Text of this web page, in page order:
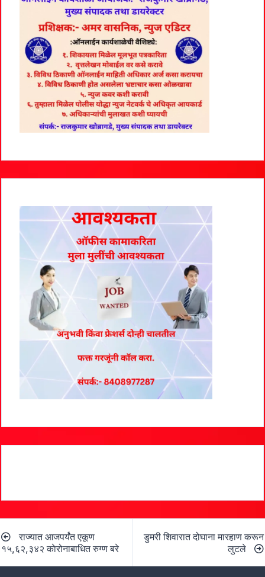
navigation
राज्यात आजपर्यंत एकूण
१५,६२,३४२ काेरोनाबाधित रुग्ण बरे
डुमरी शिवारात दोघाना मारहाण करून
लुटले